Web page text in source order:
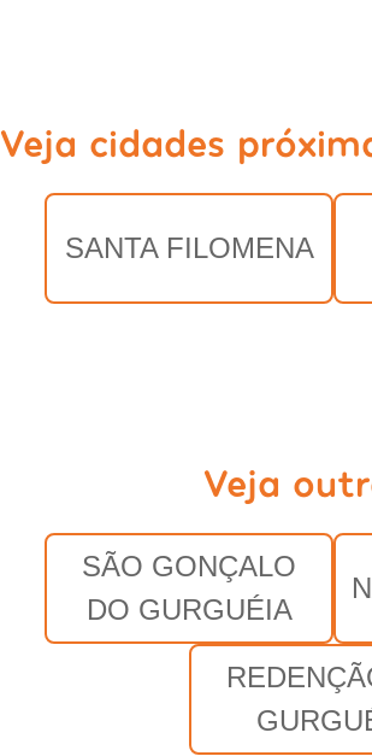
Veja cidades
SANTA FILOMENA
Veja
SÃO GONÇALO
DO GURGUÉIA